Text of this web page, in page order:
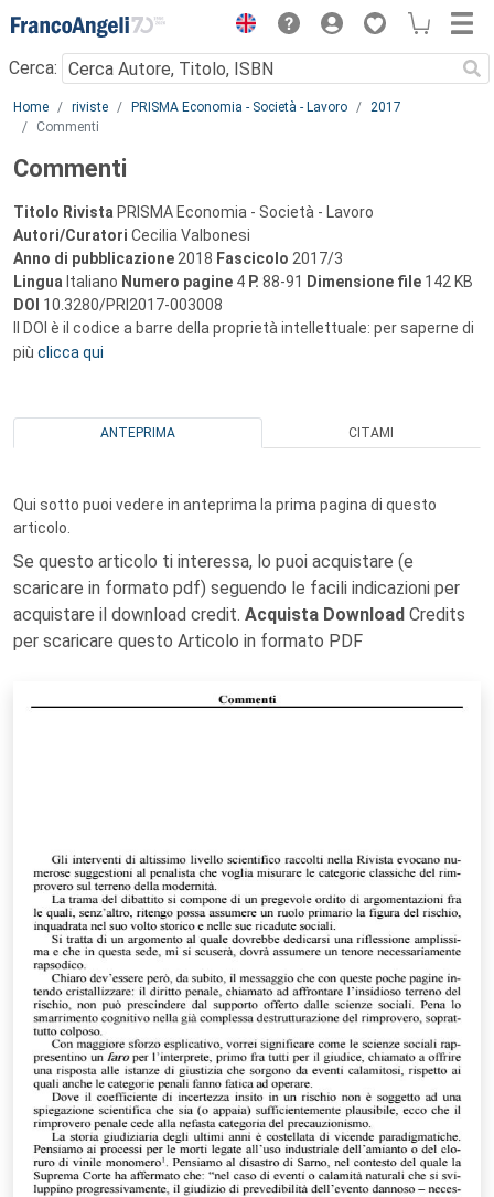
Menu
Cerca:
Main content
Home riviste PRISMA Economia - Società - Lavoro
2017
Commenti
Commenti
Titolo Rivista PRISMA Economia - Società - Lavoro
Autori/Curatori Cecilia Valbonesi
Anno di pubblicazione 2018 Fascicolo 2017/3
Lingua Italiano Numero pagine 4 P. 88-91 Dimensione file 142 KB
DOI 10.3280/PRI2017-003008
Il DOI è il codice a barre della proprietà intellettuale: per saperne di
più clicca qui
ANTEPRIMA CITAMI
Qui sotto puoi vedere in anteprima la prima pagina di questo
articolo.
Se questo articolo ti interessa, lo puoi acquistare (e
scaricare in formato pdf) seguendo le facili indicazioni per
acquistare il download credit. Acquista Download Credits
per scaricare questo Articolo in formato PDF